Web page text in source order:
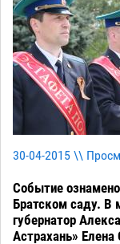
30-04-2015 \\
Событие
Братском саду. В
губернатор
Астрахань»